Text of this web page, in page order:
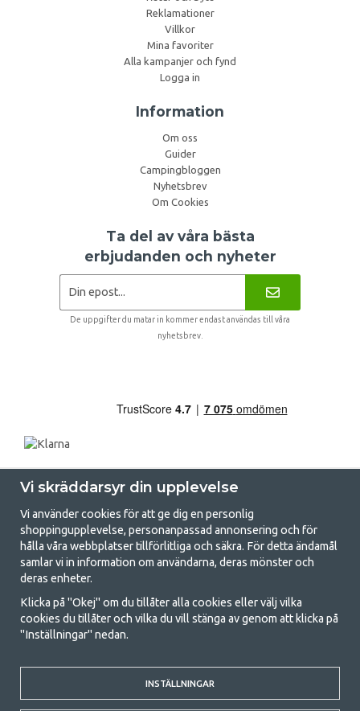
Reklamationer
Villkor
Mina favoriter
Alla kampanjer och fynd
Logga in
Information
Om oss
Guider
Campingbloggen
Nyhetsbrev
Om Cookies
Ta del av våra bästa
erbjudanden och nyheter
De uppgifter du matar in kommer endast användas till våra
nyhetsbrev.
GetCamping.se - Din butik för camping
och uteliv
Att campa kan antingen vara en livsstil eller ett sätt att samla familjen
för ett gemensamt äventyr. Oavsett vilken kategori du tillhör hittar du
med att campa så därför erbjuder vi riktigt bra priser på familjetält,
husvagnstält och all annan utrustning för camping och friluftsliv. Vårt
mål är att i varje priskategori erbjuda den bästa campingutrustningen
Vi skräddarsyr din upplevelse
Vi använder cookies för att ge dig en personlig
shoppingupplevelse, personanpassad annonsering och för
hålla våra webbplatser tillförlitliga och säkra. För detta ändamål
samlar vi in information om användarna, deras mönster och
deras enheter.
Klicka på "Okej" om du tillåter alla cookies eller välj vilka
cookies du tillåter och vilka du vill stänga av genom att klicka på
"Inställningar" nedan.
INSTÄLLNINGAR